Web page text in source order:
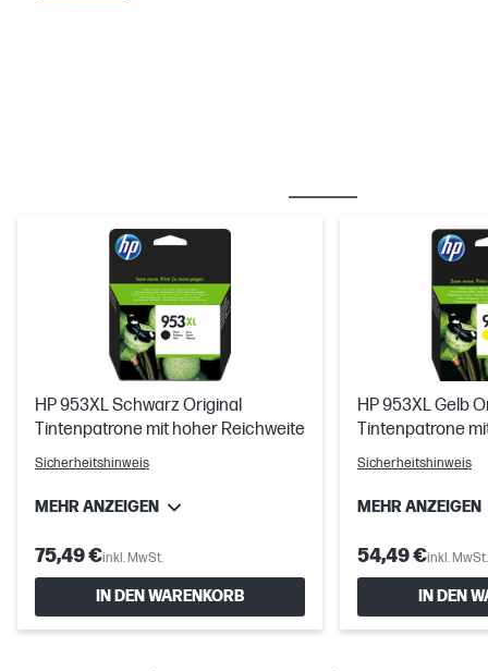
HP 953XL Schwarz Original
Tintenpatrone mit hoher Reichweite
Sicherheitshinweis
MEHR ANZEIGEN
75,49 €inkl. MwSt.
IN DEN WARENKORB
HP 953XL Gelb
Tintenpatrone
Sicherheitshinweis
MEHR ANZEIGEN
54,49 €inkl. MwSt.
IN DEN